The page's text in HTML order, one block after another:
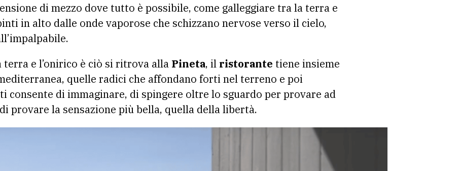
di mezzo dove tutto è possibile, come galleggiare tra la terra e
in alto dalle onde vaporose che schizzano nervose verso il cielo,
terra e l’onirico è ciò si ritrova alla Pineta, il ristorante tiene insieme
quelle radici che affondano forti nel terreno e poi
ti consente di immaginare, di spingere oltre lo sguardo per provare ad
provare la sensazione più bella, quella della libertà.